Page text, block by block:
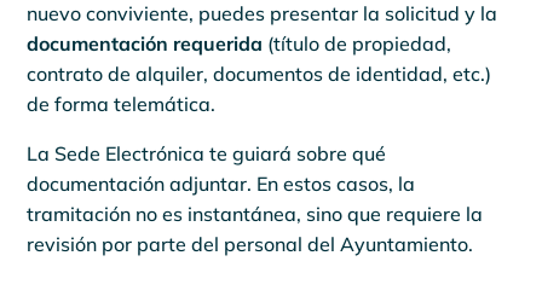
nuevo conviviente, puedes presentar la solicitud y la
documentación requerida (título de propiedad,
contrato de alquiler, documentos de identidad, etc.)
de forma telemática.
La Sede Electrónica te guiará sobre qué
documentación adjuntar. En estos casos, la
tramitación no es instantánea, sino que requiere la
revisión por parte del personal del Ayuntamiento.